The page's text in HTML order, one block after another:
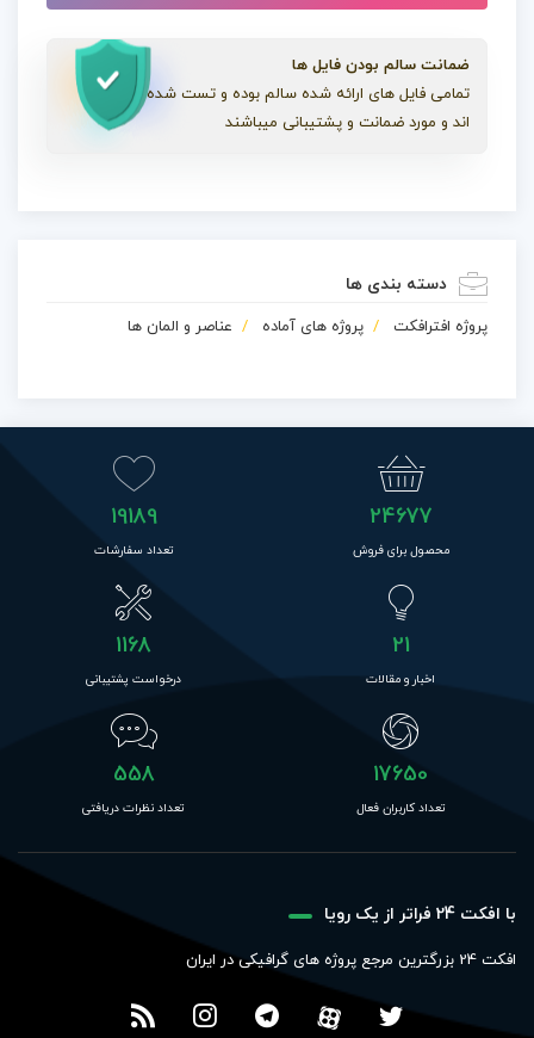
ضمانت سالم بودن فایل ها
تمامی فایل های ارائه شده سالم بوده و تست شده
اند و مورد ضمانت و پشتیبانی میباشند
دسته بندی ها
پروژه افترافکت پروژه های آماده عناصر و المان ها
24677
محصول برای فروش
19189
تعداد سفارشات
21
اخبار و مقالات
1168
درخواست پشتیبانی
17650
تعداد کاربران فعال
558
تعداد نظرات دریافتی
با افکت 24 فراتر از یک رویا
افکت 24 بزرگترین مرجع پروژه های گرافیکی در ایران